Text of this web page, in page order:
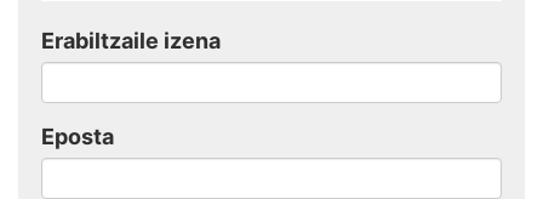
Erabiltzaile izena
Eposta